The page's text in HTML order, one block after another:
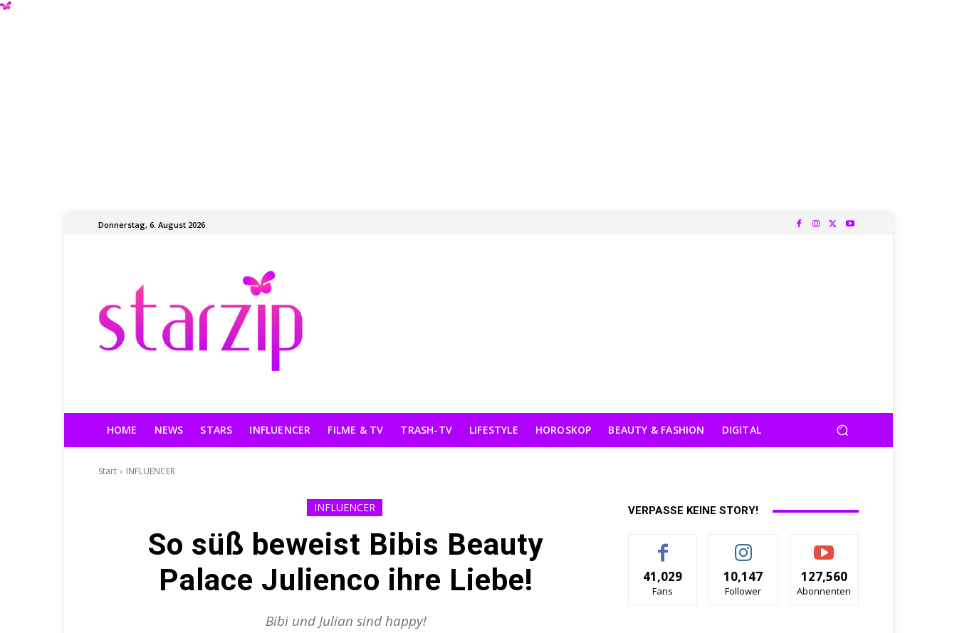
Donnerstag, 6. August 2026
HOME NEWS STARS INFLUENCER FILME & TV TRASH-TV LIFESTYLE HOROSKOP BEAUTY & FASHION DIGITAL
Start INFLUENCER
INFLUENCER
So süß beweist Bibis Beauty
Palace Julienco ihre Liebe!
Bibi und Julian sind happy!
VERPASSE KEINE STORY!
41,029
Fans
10,147
Follower
127,560
Abonnenten